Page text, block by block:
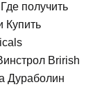
получить
Купить
Brirish
Дураболин